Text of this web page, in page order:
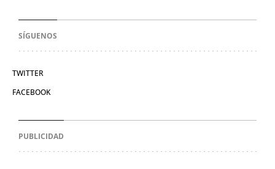
SÍGUENOS
TWITTER
FACEBOOK
PUBLICIDAD